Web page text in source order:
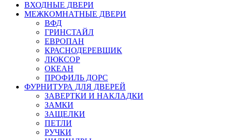
ВХОДНЫЕ ДВЕРИ
МЕЖКОМНАТНЫЕ ДВЕРИ
ВФД
ГРИНСТАЙЛ
ЕВРОПАН
КРАСНОДЕРЕВЩИК
ЛЮКСОР
ОКЕАН
ПРОФИЛЬ ДОРС
ФУРНИТУРА ДЛЯ ДВЕРЕЙ
ЗАВЕРТКИ И НАКЛАДКИ
ЗАМКИ
ЗАЩЕЛКИ
ПЕТЛИ
РУЧКИ